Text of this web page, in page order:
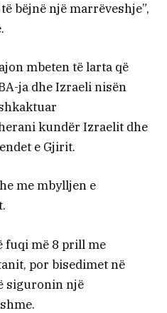
bëjnë një marrëveshje”,
mbeten të larta që
ja dhe Izraeli nisën
kundër Izraelit dhe
e Gjirit.
me mbylljen e
fuqi më 8 prill me
por bisedimet në
siguronin një